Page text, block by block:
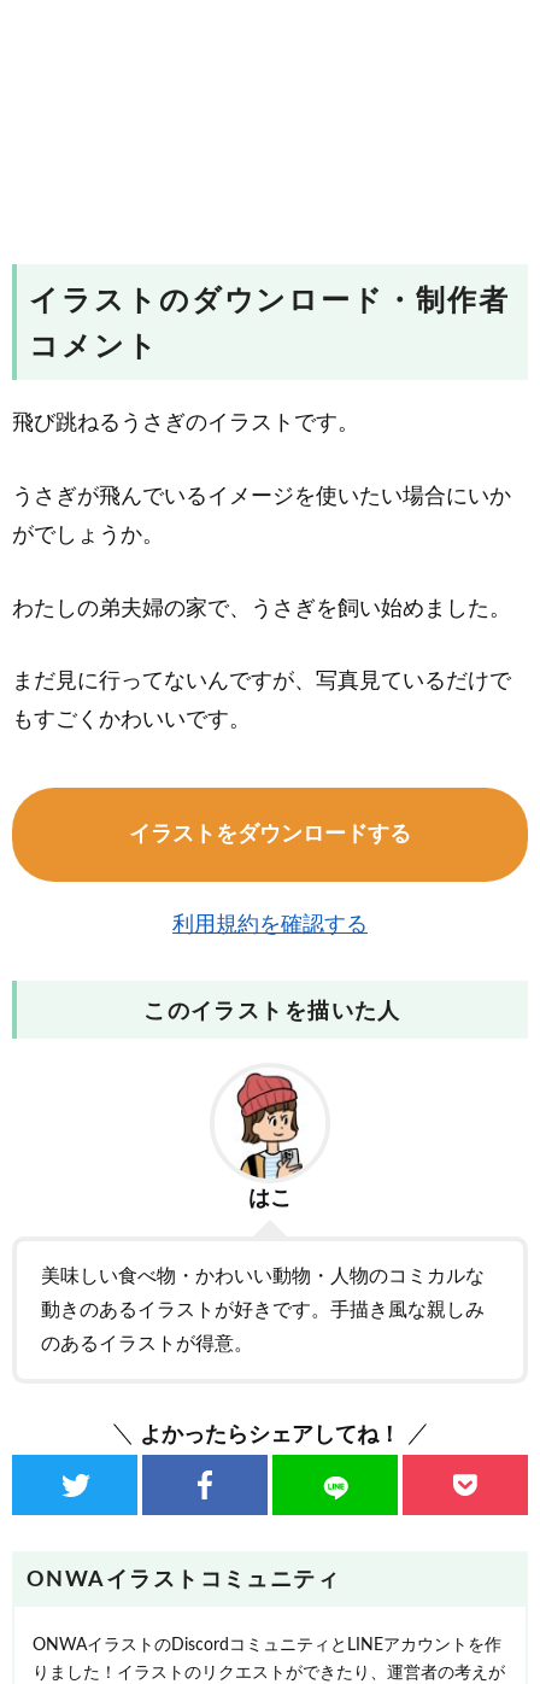
イラストのダウンロード・制作者
コメント
飛び跳ねるうさぎのイラストです。
うさぎが飛んでいるイメージを使いたい場合にいか
がでしょうか。
わたしの弟夫婦の家で、うさぎを飼い始めました。
まだ見に行ってないんですが、写真見ているだけで
もすごくかわいいです。
イラストをダウンロードする
利用規約を確認する
このイラストを描いた人
はこ
美味しい食べ物・かわいい動物・人物のコミカルな
動きのあるイラストが好きです。手描き風な親しみ
のあるイラストが得意。
よかったらシェアしてね！
ONWAイラストコミュニティ
ONWAイラストのDiscordコミュニティとLINEアカウントを作
りました！イラストのリクエストができたり、運営者の考えが